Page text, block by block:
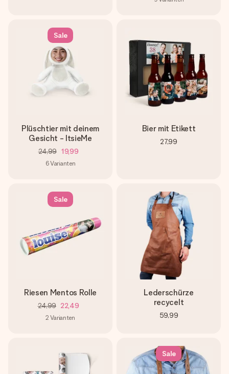
Sale
Plüschtier mit deinem
Gesicht - ItsieMe
24,99 19,99
6Varianten
Bier mit Etikett
27,99
Sale
Riesen Mentos Rolle
24,99 22,49
2 Varianten
Lederschürze
recycelt
59,99
Sale